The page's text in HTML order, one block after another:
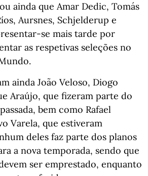
ainda que Amar Dedic, Tomás
Aursnes, Schjelderup e
se mais tarde por
as respetivas seleções no
ainda João Veloso, Diogo
Araújo, que fizeram parte do
bem como Rafael
Varela, que estiveram
deles faz parte dos planos
a nova temporada, sendo que
ser emprestado, enquanto